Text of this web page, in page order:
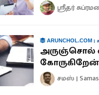
ஸ்ரீதர்
ARUNCHOL.COM|
அருஞ்சொல்
சமஸ் | Samas